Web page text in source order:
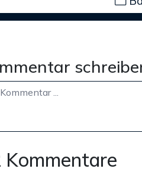
Kommentare